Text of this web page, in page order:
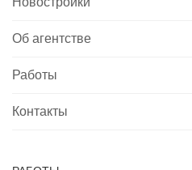
Об агентстве
Работы
Контакты